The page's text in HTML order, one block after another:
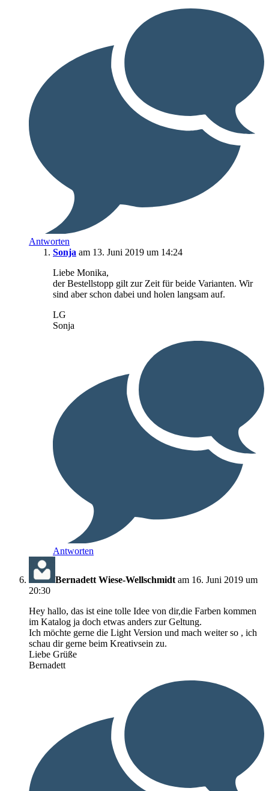
Antworten
Sonja am 13. Juni 2019 um 14:24
Liebe Monika,
der Bestellstopp gilt zur Zeit für beide Varianten. Wir
sind aber schon dabei und holen langsam auf.
LG
Sonja
Antworten
Bernadett Wiese-Wellschmidt am 16. Juni 2019 um
20:30
Hey hallo, das ist eine tolle Idee von dir,die Farben kommen
im Katalog ja doch etwas anders zur Geltung.
Ich möchte gerne die Light Version und mach weiter so , ich
schau dir gerne beim Kreativsein zu.
Liebe Grüße
Bernadett